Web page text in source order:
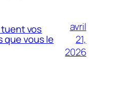
vos
que vous le
avril
21,
2026